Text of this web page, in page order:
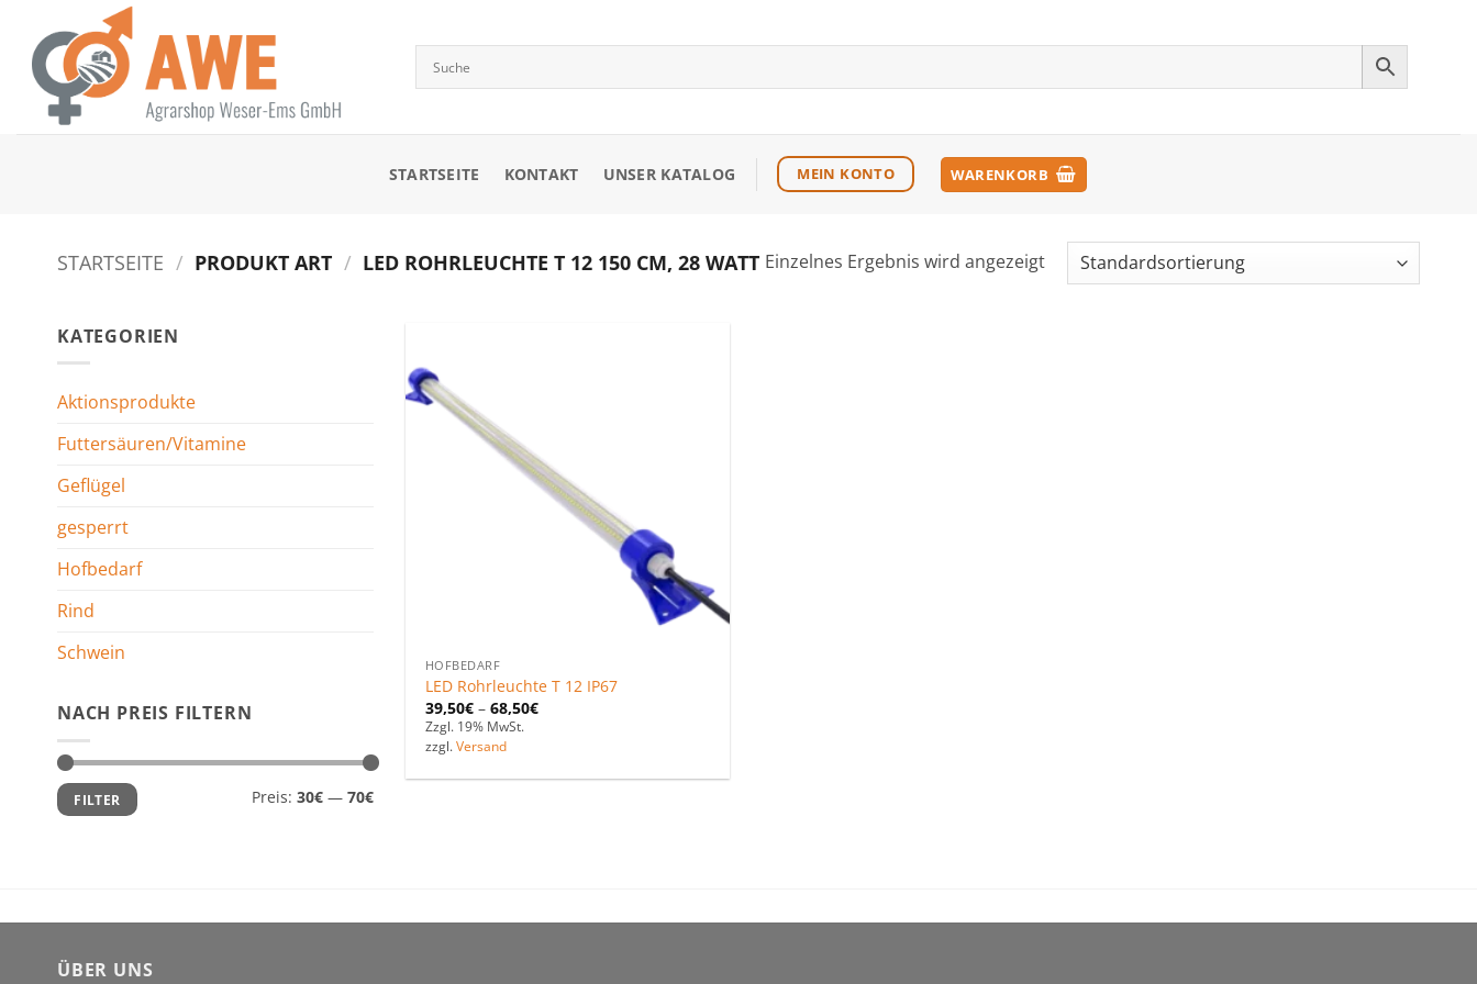
Inhalt
springen
STARTSEITE KONTAKT UNSER KATALOG MEIN KONTO WARENKORB
STARTSEITE / PRODUKT ART / LED ROHRLEUCHTE T 12 150 CM, 28 WATT Einzelnes Ergebnis wird angezeigt
KATEGORIEN
Aktionsprodukte
Futtersäuren/Vitamine
Geflügel
gesperrt
Hofbedarf
Rind
Schwein
NACH PREIS FILTERN
Min.
Preis
Max.
Preis
FILTER Preis: 30€— 70€
HOFBEDARF
LED Rohrleuchte T 12 IP67
39,50€– 68,50€
Zzgl. 19% MwSt.
zzgl. Versand
ÜBER UNS